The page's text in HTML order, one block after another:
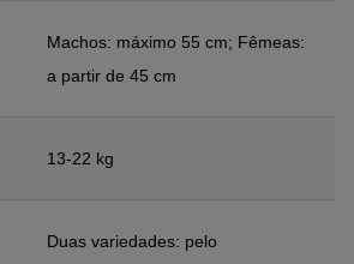
Machos: máximo 55 cm; Fêmeas:
a partir de 45 cm
13-22 kg
Duas variedades: pelo